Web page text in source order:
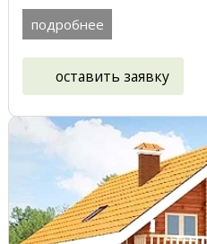
подробнее
оставить заявку